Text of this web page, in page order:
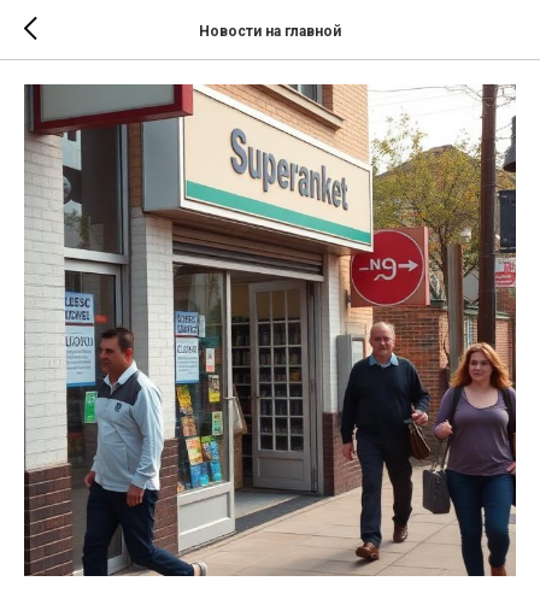
Новости на главной